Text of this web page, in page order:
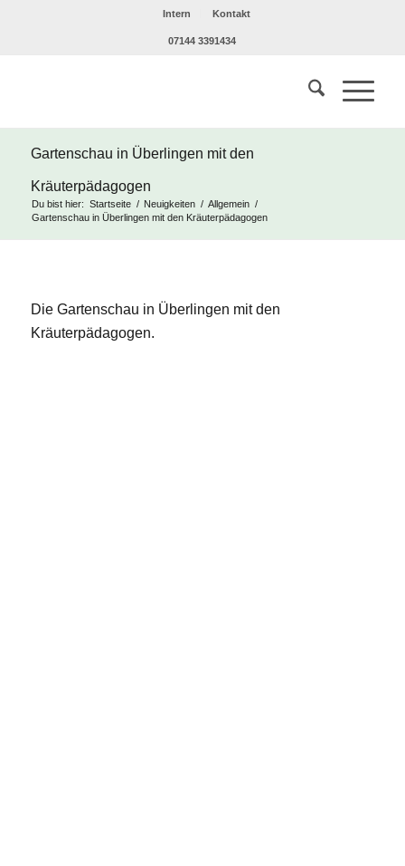
Intern Kontakt
07144 3391434
Gartenschau in Überlingen mit den
Kräuterpädagogen
Du bist hier: Startseite / Neuigkeiten / Allgemein /
Gartenschau in Überlingen mit den Kräuterpädagogen
Die Gartenschau in Überlingen mit den
Kräuterpädagogen.